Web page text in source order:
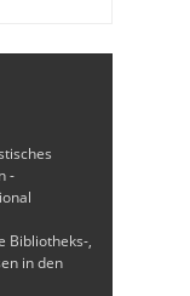
-
Bibliotheks-,
in den